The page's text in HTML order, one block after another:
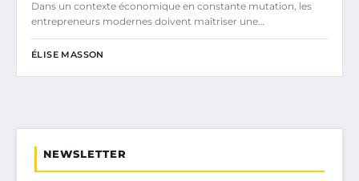
Dans un contexte économique en constante mutation, les
entrepreneurs modernes doivent maîtriser une…
ÉLISE MASSON
NEWSLETTER